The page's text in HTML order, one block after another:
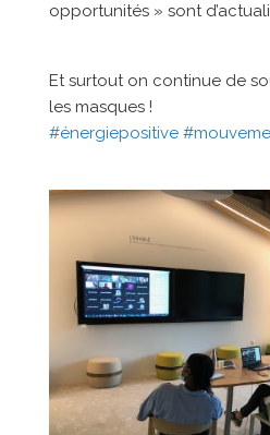
opportunités » sont
Et surtout on continue de
les masques !
#énergiepositive